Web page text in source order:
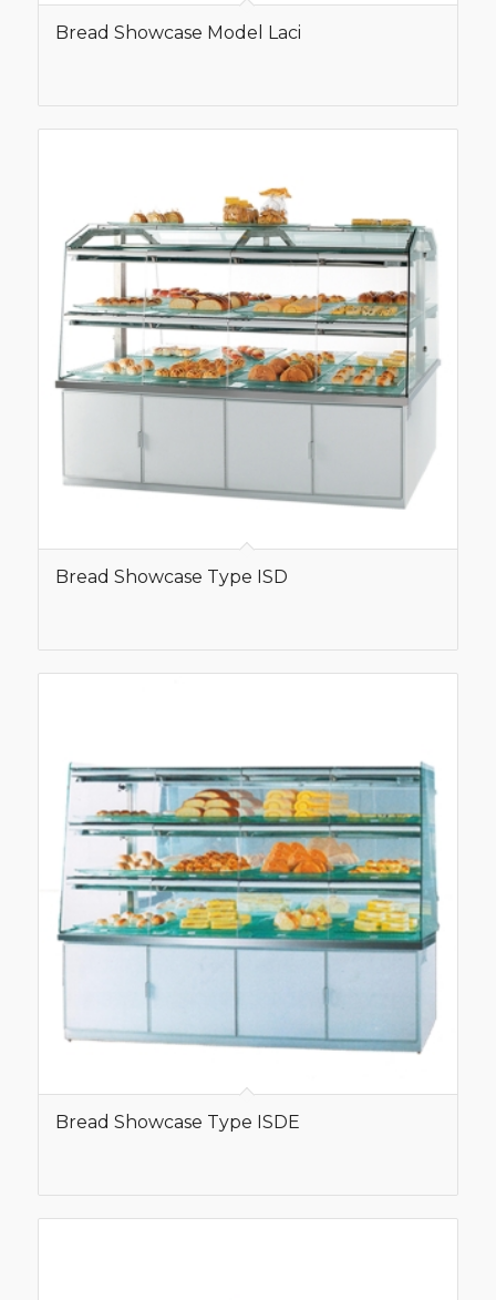
Bread Showcase Model Laci
Bread Showcase Type ISD
Bread Showcase Type ISDE